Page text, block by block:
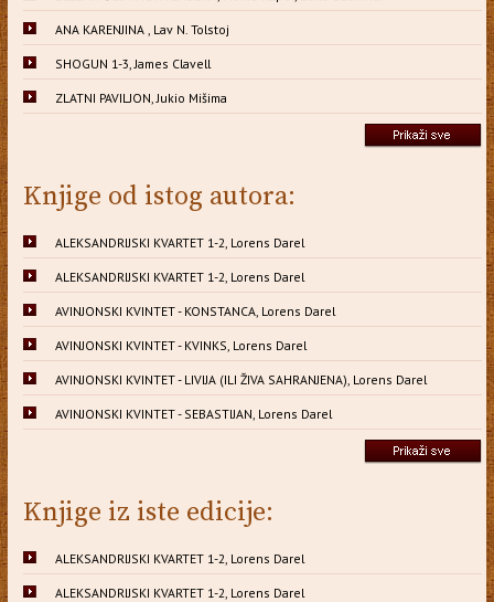
ANA KARENJINA , Lav N. Tolstoj
SHOGUN 1-3, James Clavell
ZLATNI PAVILJON, Jukio Mišima
Knjige od istog autora:
ALEKSANDRIJSKI KVARTET 1-2, Lorens Darel
ALEKSANDRIJSKI KVARTET 1-2, Lorens Darel
AVINJONSKI KVINTET - KONSTANCA, Lorens Darel
AVINJONSKI KVINTET - KVINKS, Lorens Darel
AVINJONSKI KVINTET - LIVIJA (ILI ŽIVA SAHRANJENA), Lorens Darel
AVINJONSKI KVINTET - SEBASTIJAN, Lorens Darel
Knjige iz iste edicije:
ALEKSANDRIJSKI KVARTET 1-2, Lorens Darel
ALEKSANDRIJSKI KVARTET 1-2, Lorens Darel